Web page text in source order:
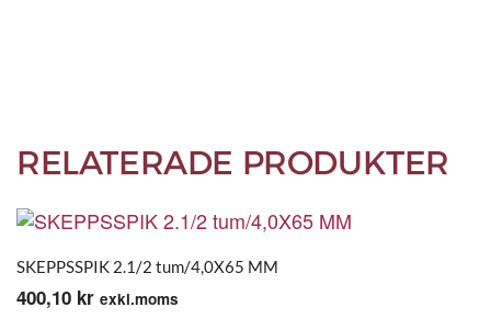
RELATERADE PRODUKTER
SKEPPSSPIK 2.1/2 tum/4,0X65 MM
400,10 kr exkl.moms